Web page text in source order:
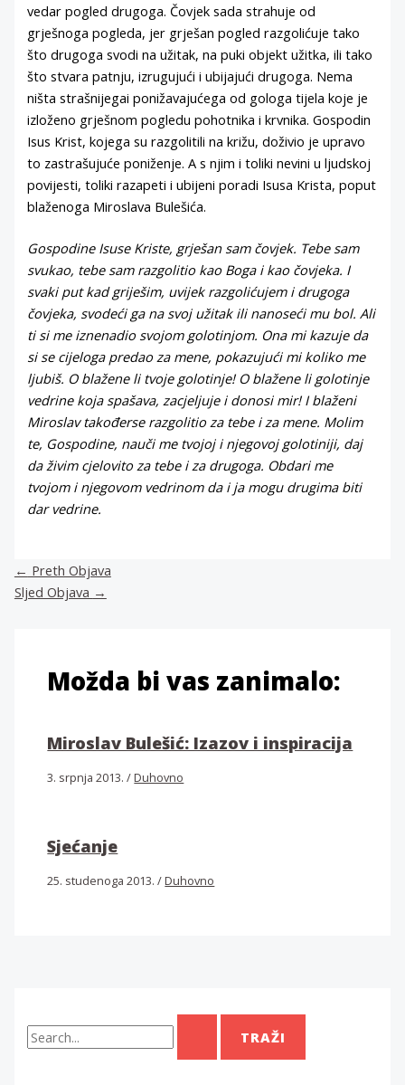
vedar pogled drugoga. Čovjek sada strahuje od
grješnoga pogleda, jer grješan pogled razgolićuje tako
što drugoga svodi na užitak, na puki objekt užitka, ili tako
što stvara patnju, izrugujući i ubijajući drugoga. Nema
ništa strašnijegai ponižavajućega od gologa tijela koje je
izloženo grješnom pogledu pohotnika i krvnika. Gospodin
Isus Krist, kojega su razgolitili na križu, doživio je upravo
to zastrašujuće poniženje. A s njim i toliki nevini u ljudskoj
povijesti, toliki razapeti i ubijeni poradi Isusa Krista, poput
blaženoga Miroslava Bulešića.
Gospodine Isuse Kriste, grješan sam čovjek. Tebe sam
svukao, tebe sam razgolitio kao Boga i kao čovjeka. I
svaki put kad griješim, uvijek razgolićujem i drugoga
čovjeka, svodeći ga na svoj užitak ili nanoseći mu bol. Ali
ti si me iznenadio svojom golotinjom. Ona mi kazuje da
si se cijeloga predao za mene, pokazujući mi koliko me
ljubiš. O blažene li tvoje golotinje! O blažene li golotinje
vedrine koja spašava, zacjeljuje i donosi mir! I blaženi
Miroslav takođerse razgolitio za tebe i za mene. Molim
te, Gospodine, nauči me tvojoj i njegovoj golotiniji, daj
da živim cjelovito za tebe i za drugoga. Obdari me
tvojom i njegovom vedrinom da i ja mogu drugima biti
dar vedrine.
← Preth Objava
Sljed Objava →
Možda bi vas zanimalo:
Miroslav Bulešić: Izazov i inspiracija
3. srpnja 2013./Duhovno
Sjećanje
25. studenoga 2013./Duhovno
T
r